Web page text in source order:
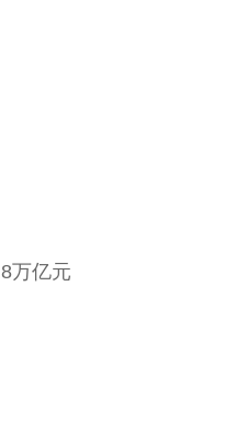
万亿元